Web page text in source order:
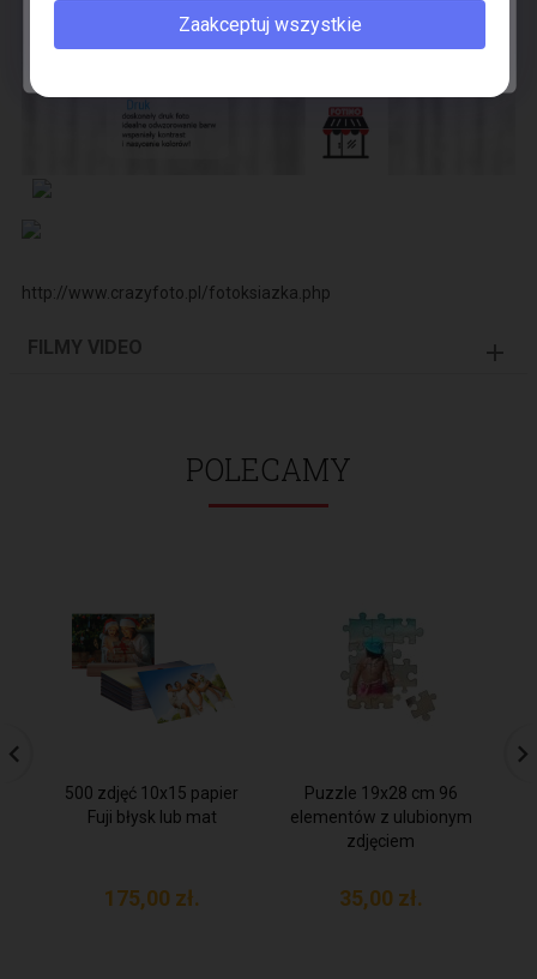
http://www.crazyfoto.pl/fotoksiazka.php
FILMY VIDEO
POLECAMY
500 zdjęć 10x15 papier
Fuji błysk lub mat
175,00 zł.
Puzzle 19x28 cm 96
elementów z ulubionym
zdjęciem
35,00 zł.
Zaakceptuj wszystkie
Nie chcę kupować taniej.